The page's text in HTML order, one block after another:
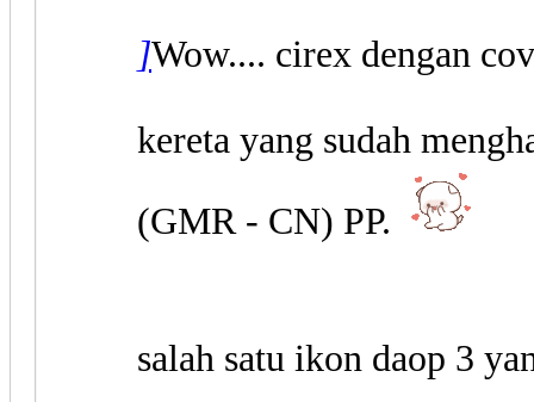
]Wow.... cirex dengan
kereta yang sudah
(GMR - CN) PP.
salah satu ikon daop 3